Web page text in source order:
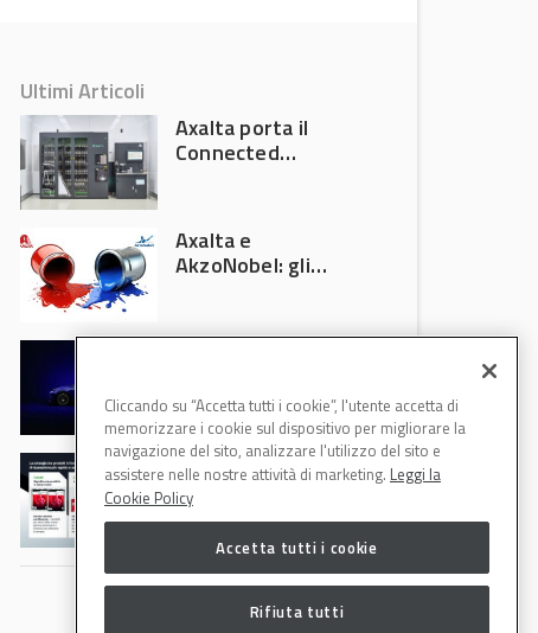
Ultimi Articoli
Axalta porta il
Connected
Automechanika
Frankfurt 2026
Axalta e
AkzoNobel: gli
quando la
verniciatura
diventa ingegneria
di precisione
R-M Low Energy: i
cicli di verniciatura
che riducono
consumi energetici,
carrozzeria
Cliccando su “Accetta tutti i cookie”, l'utente accetta di
memorizzare i cookie sul dispositivo per migliorare la
navigazione del sito, analizzare l'utilizzo del sito e
assistere nelle nostre attività di marketing. Leggi la
Cookie Policy
Accetta tutti i cookie
Rifiuta tutti